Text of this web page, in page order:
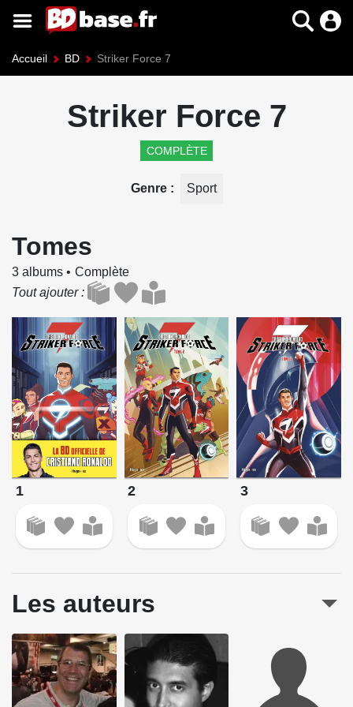
Accueil BD Striker Force 7
Striker Force 7
COMPLÈTE
Genre Sport
Tomes
3 albums
Complète
Tout ajouter
1 2 3
Les auteurs